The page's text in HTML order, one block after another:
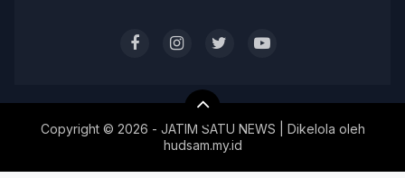
Copyright © 2026 - JATIM SATU NEWS | Dikelola oleh
hudsam.my.id